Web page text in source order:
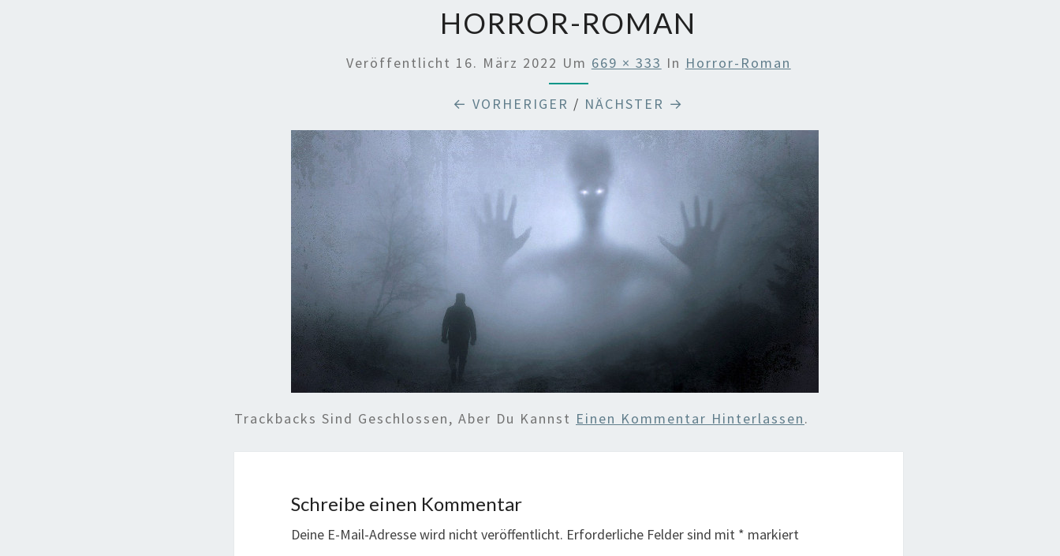
HORROR-ROMAN
Veröffentlicht 16. März 2022 Um 669 × 333 In Horror-Roman
← VORHERIGER / NÄCHSTER →
Trackbacks Sind Geschlossen, Aber Du Kannst Einen Kommentar Hinterlassen.
Schreibe einen Kommentar
Deine E-Mail-Adresse wird nicht veröffentlicht. Erforderliche Felder sind mit * markiert